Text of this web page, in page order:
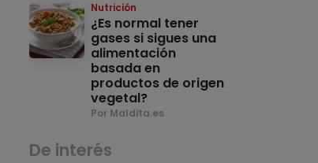
Nutrición
¿Es normal tener
gases si sigues una
alimentación
basada en
productos de origen
vegetal?
Por Maldita.es
De interés